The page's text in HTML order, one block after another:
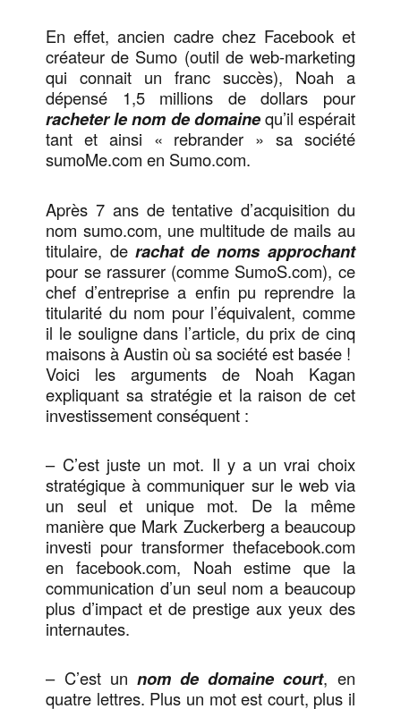
En effet, ancien cadre chez Facebook et
créateur de Sumo (outil de web-marketing
qui connait un franc succès), Noah a
dépensé 1,5 millions de dollars pour
racheter le nom de domainequ’il espérait
tant et ainsi « rebrander » sa société
sumoMe.com en Sumo.com.
Après 7 ans de tentative d’acquisition du
nom sumo.com, une multitude de mails au
titulaire, de rachat de noms approchant
pour se rassurer (comme SumoS.com), ce
chef d’entreprise a enfin pu reprendre la
titularité du nom pour l’équivalent, comme
il le souligne dans l’article, du prix de cinq
maisons à Austin où sa société est basée !
Voici les arguments de Noah Kagan
expliquant sa stratégie et la raison de cet
investissement conséquent :
– C’est juste un mot. Il y a un vrai choix
stratégique à communiquer sur le web via
un seul et unique mot. De la même
manière que Mark Zuckerberg a beaucoup
investi pour transformer thefacebook.com
en facebook.com, Noah estime que la
communication d’un seul nom a beaucoup
plus d’impact et de prestige aux yeux des
internautes.
– C’est un nom de domaine court, en
quatre lettres. Plus un mot est court, plus il